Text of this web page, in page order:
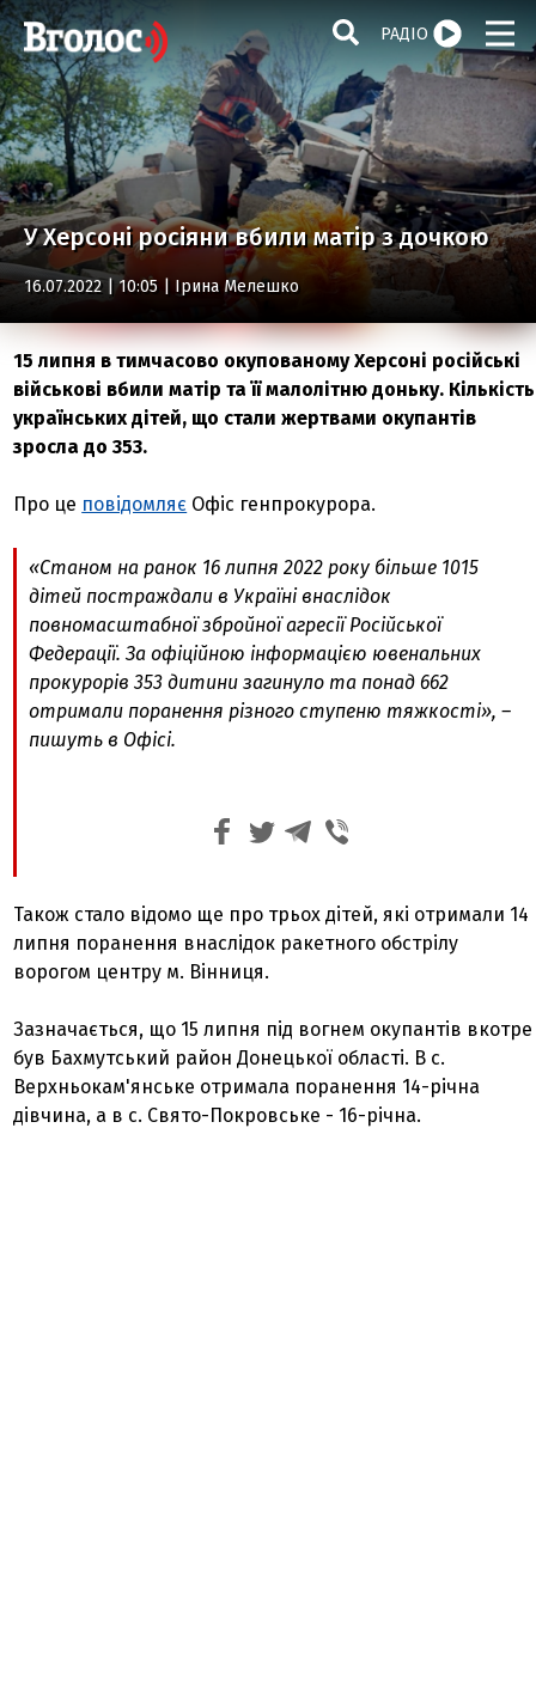
РАДІО
У Херсоні росіяни вбили матір з дочкою
16.07.2022 | 10:05 | Ірина Мелешко
15 липня в тимчасово окупованому Херсоні російські
військові вбили матір та її малолітню доньку. Кількість
українських дітей, що стали жертвами окупантів
зросла до 353.
Про це повідомляє Офіс генпрокурора.
«Станом на ранок 16 липня 2022 року більше 1015
дітей постраждали в Україні внаслідок
повномасштабної збройної агресії Російської
Федерації. За офіційною інформацією ювенальних
прокурорів 353 дитини загинуло та понад 662
отримали поранення різного ступеню тяжкості», –
пишуть в Офісі.
Також стало відомо ще про трьох дітей, які отримали 14
липня поранення внаслідок ракетного обстрілу
ворогом центру м. Вінниця.
Зазначається, що 15 липня під вогнем окупантів вкотре
був Бахмутський район Донецької області. В с.
Верхньокам'янське отримала поранення 14-річна
дівчина, а в с. Свято-Покровське - 16-річна.